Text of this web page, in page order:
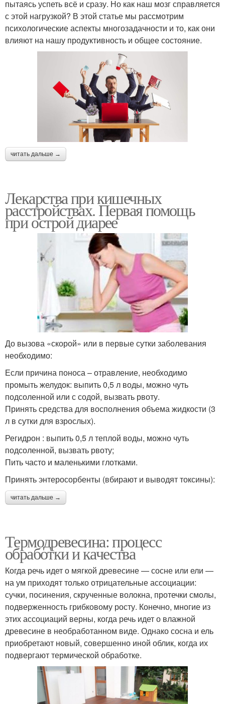
пытаясь успеть всё и сразу. Но как наш мозг справляется
с этой нагрузкой? В этой статье мы рассмотрим
психологические аспекты многозадачности и то, как они
влияют на нашу продуктивность и общее состояние.
читать дальше →
Лекарства при кишечных
расстройствах. Первая помощь
при острой диарее
До вызова «скорой» или в первые сутки заболевания
необходимо:
Если причина поноса – отравление, необходимо
промыть желудок: выпить 0,5 л воды, можно чуть
подсоленной или с содой, вызвать рвоту.
Принять средства для восполнения объема жидкости (3
л в сутки для взрослых).
Регидрон : выпить 0,5 л теплой воды, можно чуть
подсоленной, вызвать рвоту;
Пить часто и маленькими глотками.
Принять энтеросорбенты (вбирают и выводят токсины):
читать дальше →
Термодревесина: процесс
обработки и качества
Когда речь идет о мягкой древесине — сосне или ели —
на ум приходят только отрицательные ассоциации:
сучки, посинения, скрученные волокна, протечки смолы,
подверженность грибковому росту. Конечно, многие из
этих ассоциаций верны, когда речь идет о влажной
древесине в необработанном виде. Однако сосна и ель
приобретают новый, совершенно иной облик, когда их
подвергают термической обработке.